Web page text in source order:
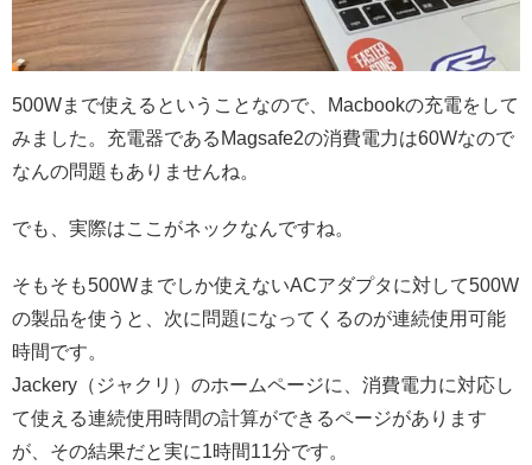
500Wまで使えるということなので、Macbookの充電をして
みました。充電器であるMagsafe2の消費電力は60Wなので
なんの問題もありませんね。
でも、実際はここがネックなんですね。
そもそも500Wまでしか使えないACアダプタに対して500W
の製品を使うと、次に問題になってくるのが連続使用可能
時間です。
Jackery（ジャクリ）のホームページに、消費電力に対応し
て使える連続使用時間の計算ができるページがあります
が、その結果だと実に1時間11分です。